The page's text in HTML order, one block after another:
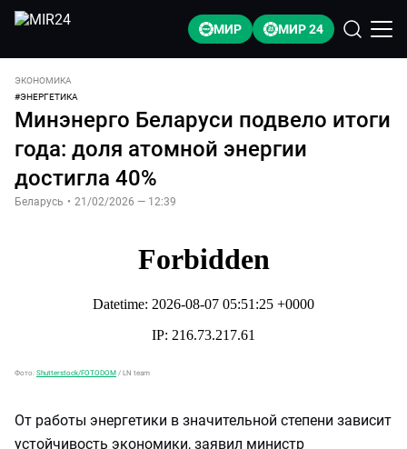
МИР МИР 24
ЭКОНОМИКА
#ЭНЕРГЕТИКА
Минэнерго Беларуси подвело итоги
года: доля атомной энергии
достигла 40%
Беларусь • 21/02/2026 — 12:39
Фото: Shutterstock/FOTODOM / LN team
От работы энергетики в значительной степени зависит
устойчивость экономики, заявил министр